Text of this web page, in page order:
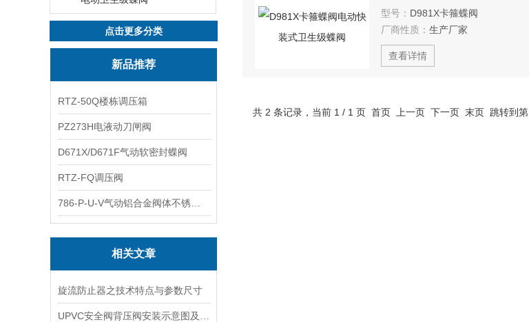
点击更多分类
新品推荐
RTZ-50Q楼栋调压箱
PZ273H电液动刀闸阀
D671X/D671F气动软密封蝶阀
RTZ-FQ调压阀
相关文章
旋流防止器之技术特点与参数尺寸
型号： D981X卡箍蝶阀
厂商性质： 生产厂家
查看详情
共 2 条记录，当前 1 / 1 页 首页 上一页 下一页 末页 跳转到第